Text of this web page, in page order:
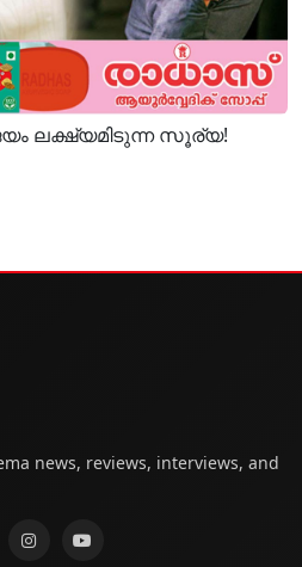
ലക്ഷ്യമിടുന്ന സൂര്യ!
news, reviews, interviews, and